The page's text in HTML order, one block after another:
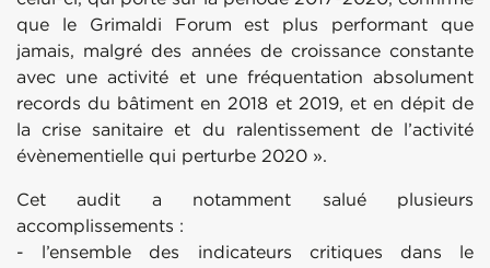
que le Grimaldi Forum est plus performant que
jamais, malgré des années de croissance constante
avec une activité et une fréquentation absolument
records du bâtiment en 2018 et 2019, et en dépit de
la crise sanitaire et du ralentissement de l’activité
évènementielle qui perturbe 2020 ».
Cet audit a notamment salué plusieurs
accomplissements :
- l’ensemble des indicateurs critiques dans le